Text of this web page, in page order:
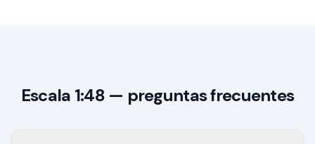
Escala 1:48 — preguntas frecuentes